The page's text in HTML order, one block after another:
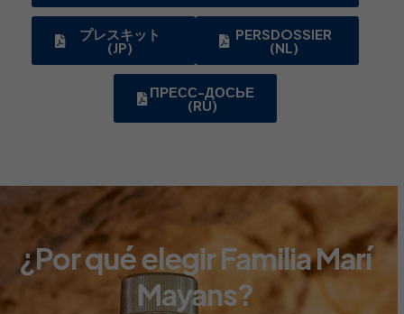
プレスキット
(JP)
PERSDOSSIER
(NL)
ПРЕСС-ДОСЬЕ
(RU)
¿Por qué elegir Familia Marí
Mayans?